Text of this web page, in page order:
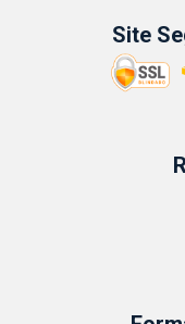
Site